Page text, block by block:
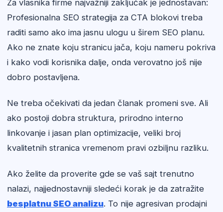
Za vlasnika firme najvažniji zaključak je jednostavan:
Profesionalna SEO strategija za CTA blokovi treba
raditi samo ako ima jasnu ulogu u širem SEO planu.
Ako ne znate koju stranicu jača, koju nameru pokriva
i kako vodi korisnika dalje, onda verovatno još nije
dobro postavljena.
Ne treba očekivati da jedan članak promeni sve. Ali
ako postoji dobra struktura, prirodno interno
linkovanje i jasan plan optimizacije, veliki broj
kvalitetnih stranica vremenom pravi ozbiljnu razliku.
Ako želite da proverite gde se vaš sajt trenutno
nalazi, najjednostavniji sledeći korak je da zatražite
besplatnu SEO analizu. To nije agresivan prodajni